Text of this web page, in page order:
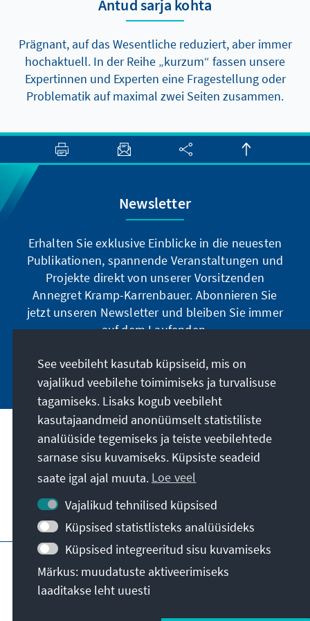
Antud sarja kohta
Prägnant, auf das Wesentliche reduziert, aber immer
hochaktuell. In der Reihe „kurzum“ fassen unsere
Expertinnen und Experten eine Fragestellung oder
Problematik auf maximal zwei Seiten zusammen.
Newsletter
Erhalten Sie exklusive Einblicke in die neuesten
Publikationen, spannende Veranstaltungen und
Projekte direkt von unserer Vorsitzenden
Annegret Kramp-Karrenbauer. Abonnieren Sie
jetzt unseren Newsletter und bleiben Sie immer
auf dem Laufenden.
Jetzt abonnieren
Meie missioon
Kontakt
Veel pakkumisi
Impressum Andmekaitse
Kasutustingimused
Erklärung zur Barrierefreiheit
Barriere melden
Sisukaart
© Konrad-Adenauer-Stiftung e.V. 2026
See veebileht kasutab küpsiseid, mis on
vajalikud veebilehe toimimiseks ja turvalisuse
tagamiseks. Lisaks kogub veebileht
kasutajaandmeid anonüümselt statistiliste
analüüside tegemiseks ja teiste veebilehtede
sarnase sisu kuvamiseks. Küpsiste seadeid
saate igal ajal muuta. Loe veel
Vajalikud tehnilised küpsised
Küpsised statistlisteks analüüsideks
Küpsised integreeritud sisu kuvamiseks
Märkus: muudatuste aktiveerimiseks
laaditakse leht uuesti